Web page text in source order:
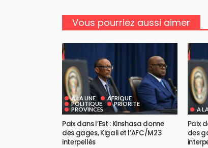
Vous pourriez aussi aimer
A LA UNE
AFRIQUE
POLITIQUE
PRIORITE
PROVINCES
Paix dans l’Est : Kinshasa donne
des gages, Kigali et l’AFC/M23
interpellés
A
Paix
des